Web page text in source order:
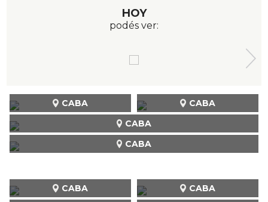
HOY
podés ver:
CABA
CABA CABA
CABA
CABA CABA